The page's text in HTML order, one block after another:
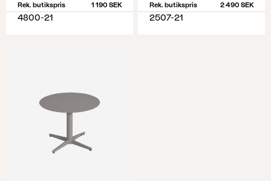
Rek. butikspris 1 190 SEK
4800-21
Rek. butikspris 2 490 SEK
2507-21